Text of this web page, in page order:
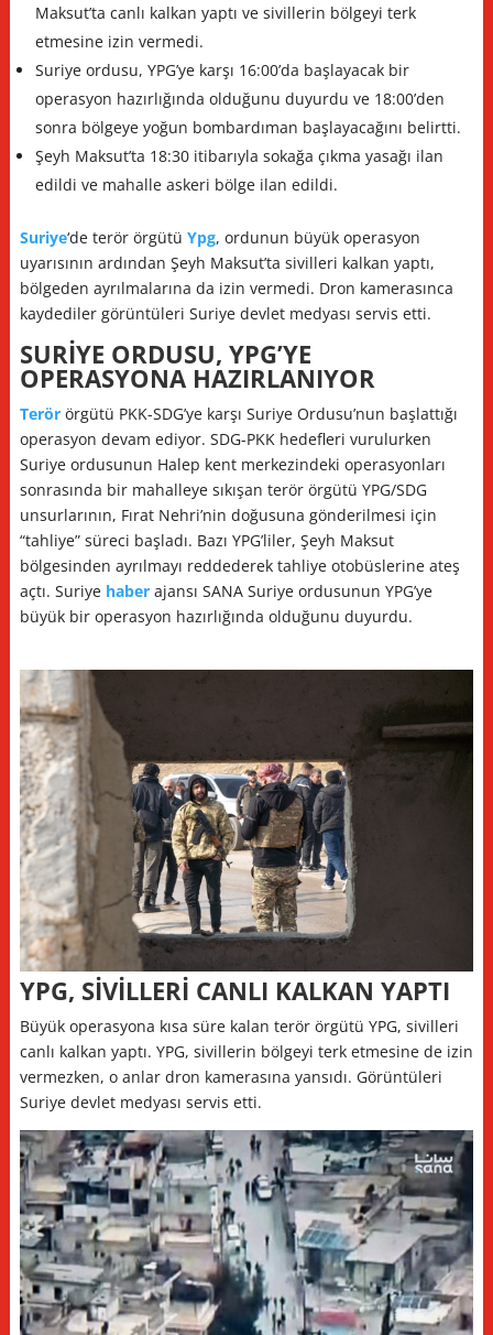
Maksut’ta canlı kalkan yaptı ve sivillerin bölgeyi terk
etmesine izin vermedi.
Suriye ordusu, YPG’ye karşı 16:00’da başlayacak bir
operasyon hazırlığında olduğunu duyurdu ve 18:00’den
sonra bölgeye yoğun bombardıman başlayacağını belirtti.
Şeyh Maksut’ta 18:30 itibarıyla sokağa çıkma yasağı ilan
edildi ve mahalle askeri bölge ilan edildi.
Suriye‘de terör örgütü Ypg, ordunun büyük operasyon
uyarısının ardından Şeyh Maksut’ta sivilleri kalkan yaptı,
bölgeden ayrılmalarına da izin vermedi. Dron kamerasınca
kaydediler görüntüleri Suriye devlet medyası servis etti.
SURİYE ORDUSU, YPG’YE
OPERASYONA HAZIRLANIYOR
Terör örgütü PKK-SDG’ye karşı Suriye Ordusu’nun başlattığı
operasyon devam ediyor. SDG-PKK hedefleri vurulurken
Suriye ordusunun Halep kent merkezindeki operasyonları
sonrasında bir mahalleye sıkışan terör örgütü YPG/SDG
unsurlarının, Fırat Nehri’nin doğusuna gönderilmesi için
“tahliye” süreci başladı. Bazı YPG’liler, Şeyh Maksut
bölgesinden ayrılmayı reddederek tahliye otobüslerine ateş
açtı. Suriye haber ajansı SANA Suriye ordusunun YPG’ye
büyük bir operasyon hazırlığında olduğunu duyurdu.
YPG, SİVİLLERİ CANLI KALKAN YAPTI
Büyük operasyona kısa süre kalan terör örgütü YPG, sivilleri
canlı kalkan yaptı. YPG, sivillerin bölgeyi terk etmesine de izin
vermezken, o anlar dron kamerasına yansıdı. Görüntüleri
Suriye devlet medyası servis etti.